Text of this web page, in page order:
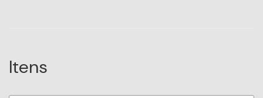
Itens